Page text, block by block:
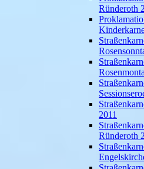
Ründeroth
2011
Ründeroth